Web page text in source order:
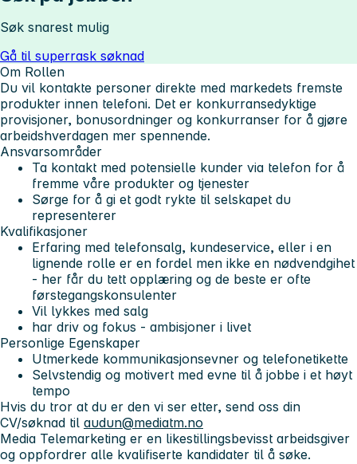
Søk snarest mulig
Gå til superrask søknad
Om Rollen
Du vil kontakte personer direkte med markedets fremste
produkter innen telefoni. Det er konkurransedyktige
provisjoner, bonusordninger og konkurranser for å gjøre
arbeidshverdagen mer spennende.
Ansvarsområder
Ta kontakt med potensielle kunder via telefon for å
fremme våre produkter og tjenester
Sørge for å gi et godt rykte til selskapet du
representerer
Kvalifikasjoner
Erfaring med telefonsalg, kundeservice, eller i en
lignende rolle er en fordel men ikke en nødvendgihet
- her får du tett opplæring og de beste er ofte
førstegangskonsulenter
Vil lykkes med salg
har driv og fokus - ambisjoner i livet
Personlige Egenskaper
Utmerkede kommunikasjonsevner og telefonetikette
Selvstendig og motivert med evne til å jobbe i et høyt
tempo
Hvis du tror at du er den vi ser etter, send oss din
CV/søknad til audun@mediatm.no
Media Telemarketing er en likestillingsbevisst arbeidsgiver
og oppfordrer alle kvalifiserte kandidater til å søke.